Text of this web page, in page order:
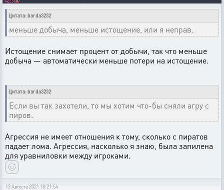
Цитата: barda3232
меньше добыча, меньше истощение, или я неправ.
Истощение снимает процент от добычи, так что меньше
добыча — автоматически меньше потери на истощение.
Цитата: barda3232
Если вы так захотели, то мы хотим что-бы сняли агру с
пиров.
Агрессия не имеет отношения к тому, сколько с пиратов
падает лома. Агрессия, насколько я знаю, была запилена
для уравниловки между игроками.
12 Августа 2021 18:21:54